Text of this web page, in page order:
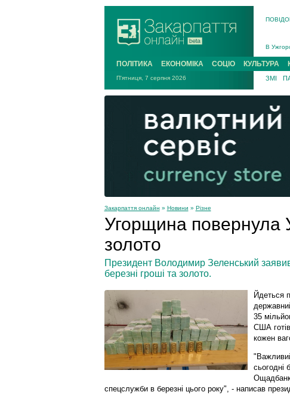
В
В
На
На
ПОЛІТИКА ЕКОНОМІКА СОЦІО КУЛЬТУРА
П'ятниця, 7 серпня 2026 ЗМІ
Закарпаття онлайн » Новини » Різне
Угорщина повернула
золото
Президент Володимир Зеленський
березні гроші та золото.
Йдеться
35
США
кожен
сьогодні
спецслужби в березні цього року", - написав